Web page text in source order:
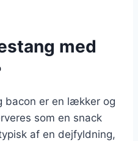
med
bacon er en lækker og
som en snack
af en dejfyldning,